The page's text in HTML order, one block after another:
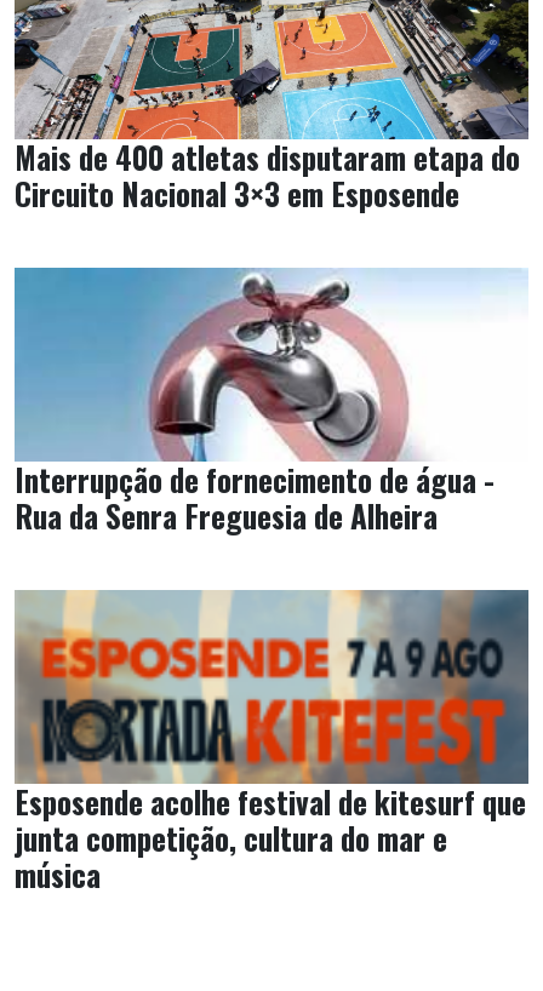
Mais de 400 atletas disputaram etapa do
Circuito Nacional 3×3 em Esposende
Interrupção de fornecimento de água -
Rua da Senra Freguesia de Alheira
Esposende acolhe festival de kitesurf que
junta competição, cultura do mar e
música